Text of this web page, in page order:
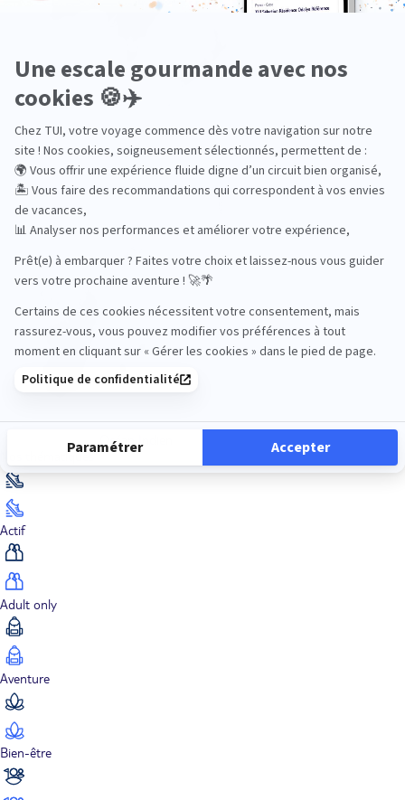
Océanie
Océan Indien
Nos thématiques
Actif
Adult only
Aventure
Bien-être